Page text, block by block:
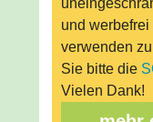
und
verwenden
Sie bitte die
Vielen Dank!